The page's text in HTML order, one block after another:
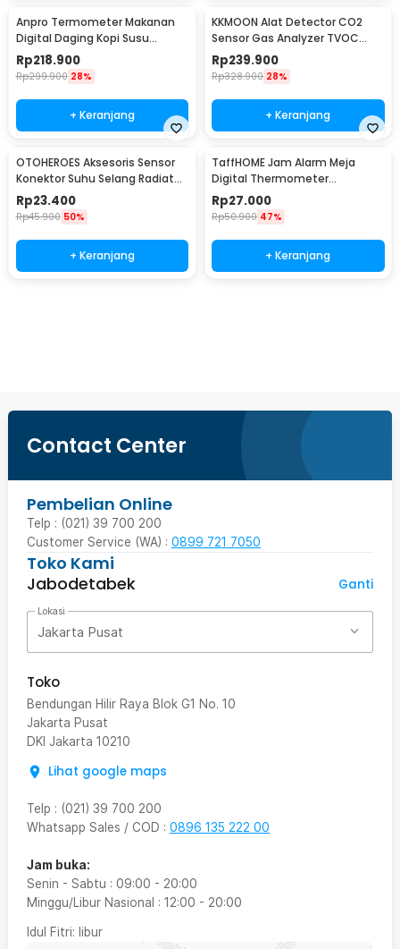
Anpro Termometer Makanan
Digital Daging Kopi Susu
Wireless 2 Probe - KN6008-2
Rp218.900
Rp299.900 28%
+ Keranjang
KKMOON Alat Detector CO2
Sensor Gas Analyzer TVOC
HCHO AQI - JSM-131 SC
Rp239.900
Rp328.900 28%
+ Keranjang
OTOHEROES Aksesoris Sensor
Konektor Suhu Selang Radiator
Mesin Motor 18mm
Rp23.400
Rp45.900 50%
+ Keranjang
TaffHOME Jam Alarm Meja
Digital Thermometer
Hygrometer Weather Station -
2158
Rp27.000
Rp50.900 47%
+ Keranjang
Contact Center
Pembelian Online
Telp : (021) 39 700 200
Customer Service (WA) : 0899 721 7050
Toko Kami
Jabodetabek
Ganti
Lokasi
Jakarta Pusat
Toko
Bendungan Hilir Raya Blok G1 No. 10
Jakarta Pusat
DKI Jakarta 10210
Lihat google maps
Telp : (021) 39 700 200
Whatsapp Sales / COD : 0896 135 222 00
Jam buka:
Senin - Sabtu : 09:00 - 20:00
Minggu/Libur Nasional : 12:00 - 20:00
Idul Fitri: libur